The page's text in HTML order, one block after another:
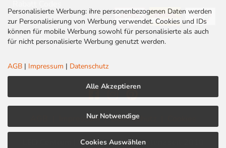
Personalisierte Werbung: ihre personenbezogenen Daten werden
zur Personalisierung von Werbung verwendet. Cookies und IDs
können für mobile Werbung sowohl für personalisierte als auch
für nicht personalisierte Werbung genutzt werden.
AGB | Impressum | Datenschutz
Alle Akzeptieren
Nur Notwendige
Cookies Auswählen
Impressum | Datenschutz
LED Centrum | Qualität und Kompetenz seit 2010